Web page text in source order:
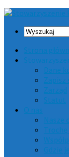
Strona
Dane
Zapisz
Zarząd
Statut
O nas
Nasze
Gdzie